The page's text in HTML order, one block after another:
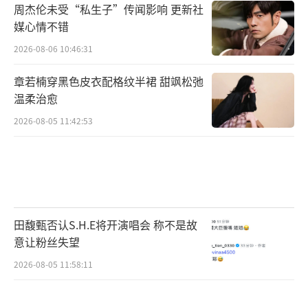
周杰伦未受“私生子”传闻影响 更新社
媒心情不错
2026-08-06 10:46:31
章若楠穿黑色皮衣配格纹半裙 甜飒松弛
温柔治愈
2026-08-05 11:42:53
田馥甄否认S.H.E将开演唱会 称不是故
意让粉丝失望
2026-08-05 11:58:11